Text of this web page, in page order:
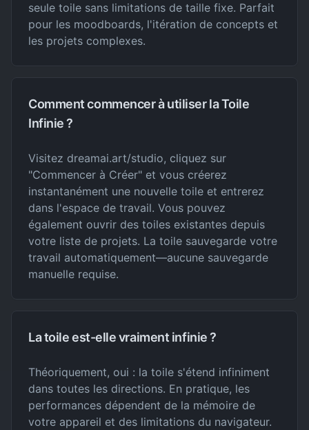
seule toile sans limitations de taille fixe. Parfait
pour les moodboards, l'itération de concepts et
les projets complexes.
Comment commencer à utiliser la Toile
Infinie ?
Visitez dreamai.art/studio, cliquez sur
"Commencer à Créer" et vous créerez
instantanément une nouvelle toile et entrerez
dans l'espace de travail. Vous pouvez
également ouvrir des toiles existantes depuis
votre liste de projets. La toile sauvegarde votre
travail automatiquement—aucune sauvegarde
manuelle requise.
La toile est-elle vraiment infinie ?
Théoriquement, oui : la toile s'étend infiniment
dans toutes les directions. En pratique, les
performances dépendent de la mémoire de
votre appareil et des limitations du navigateur.